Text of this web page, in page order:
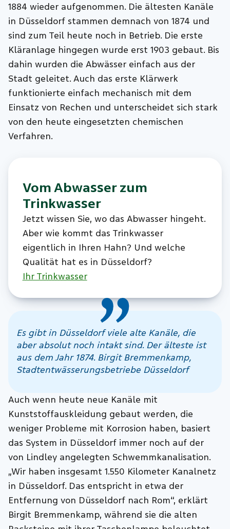
1884 wieder aufgenommen. Die ältesten Kanäle
in Düsseldorf stammen demnach von 1874 und
sind zum Teil heute noch in Betrieb. Die erste
Kläranlage hingegen wurde erst 1903 gebaut. Bis
dahin wurden die Abwässer einfach aus der
Stadt geleitet. Auch das erste Klärwerk
funktionierte einfach mechanisch mit dem
Einsatz von Rechen und unterscheidet sich stark
von den heute eingesetzten chemischen
Verfahren.
Vom Abwasser zum
Trinkwasser
Jetzt wissen Sie, wo das Abwasser hingeht.
Aber wie kommt das Trinkwasser
eigentlich in Ihren Hahn? Und welche
Qualität hat es in Düsseldorf?
Ihr Trinkwasser
Es gibt in Düsseldorf viele alte Kanäle, die
aber absolut noch intakt sind. Der älteste ist
aus dem Jahr 1874. Birgit Bremmenkamp,
Stadtentwässerungsbetriebe Düsseldorf
Auch wenn heute neue Kanäle mit
Kunststoffauskleidung gebaut werden, die
weniger Probleme mit Korrosion haben, basiert
das System in Düsseldorf immer noch auf der
von Lindley angelegten Schwemmkanalisation.
„Wir haben insgesamt 1.550 Kilometer Kanalnetz
in Düsseldorf. Das entspricht in etwa der
Entfernung von Düsseldorf nach Rom“, erklärt
Birgit Bremmenkamp, während sie die alten